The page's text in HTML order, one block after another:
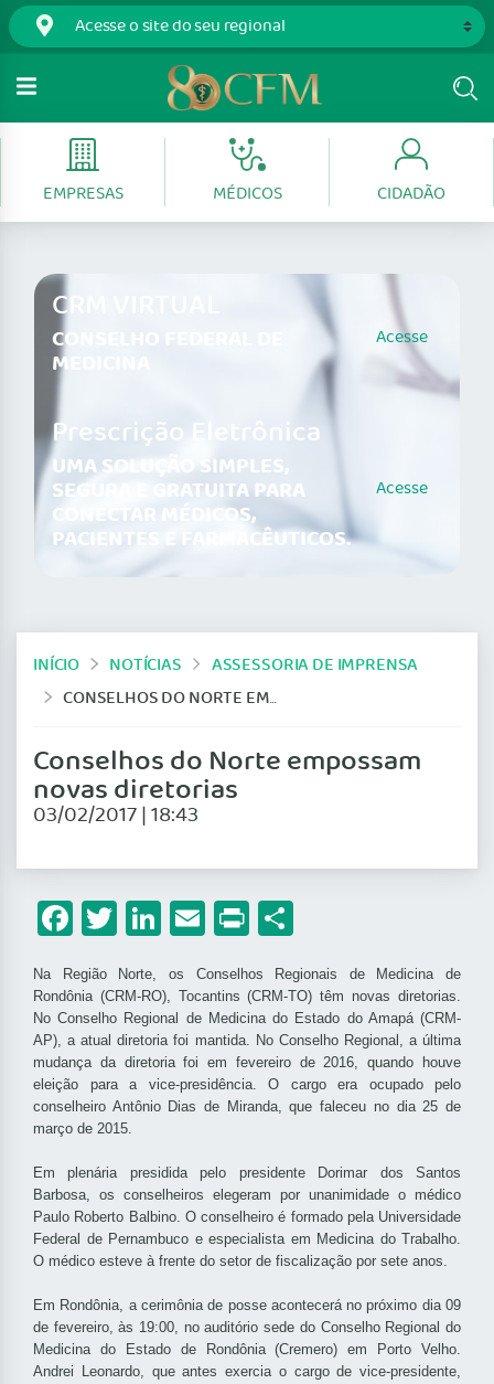
EMPRESAS MÉDICOS CIDADÃO
CRM VIRTUAL
CONSELHO FEDERAL DE
MEDICINA
Acesse
Prescrição Eletrônica
UMA SOLUÇÃO SIMPLES,
SEGURA E GRATUITA PARA
CONECTAR MÉDICOS,
PACIENTES E FARMACÊUTICOS.
Acesse
INÍCIO NOTÍCIAS
ASSESSORIA DE IMPRENSA
CONSELHOS DO NORTE EMPOSSAM NOVAS DIRETORIAS
Conselhos do Norte empossam
novas diretorias
03/02/2017 | 18:43
Facebook
Twitter
LinkedIn
Email
Print
Na Região Norte, os Conselhos Regionais de Medicina de
Rondônia (CRM-RO), Tocantins (CRM-TO) têm novas diretorias.
No Conselho Regional de Medicina do Estado do Amapá (CRM-
AP), a atual diretoria foi mantida. No Conselho Regional, a última
mudança da diretoria foi em fevereiro de 2016, quando houve
eleição para a vice-presidência. O cargo era ocupado pelo
conselheiro Antônio Dias de Miranda, que faleceu no dia 25 de
março de 2015.
Em plenária presidida pelo presidente Dorimar dos Santos
Barbosa, os conselheiros elegeram por unanimidade o médico
Paulo Roberto Balbino. O conselheiro é formado pela Universidade
Federal de Pernambuco e especialista em Medicina do Trabalho.
O médico esteve à frente do setor de fiscalização por sete anos.
Em Rondônia, a cerimônia de posse acontecerá no próximo dia 09
de fevereiro, às 19:00, no auditório sede do Conselho Regional do
Medicina do Estado de Rondônia (Cremero) em Porto Velho.
Andrei Leonardo, que antes exercia o cargo de vice-presidente,